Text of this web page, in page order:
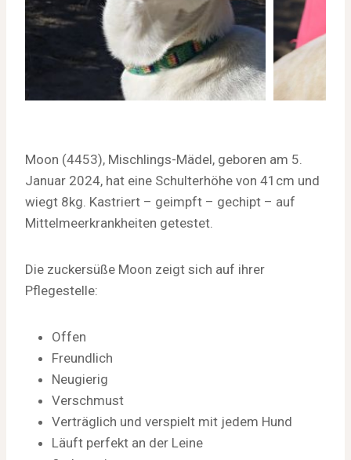
Moon (4453), Mischlings-Mädel, geboren am 5.
Januar 2024, hat eine Schulterhöhe von 41cm und
wiegt 8kg. Kastriert – geimpft – gechipt – auf
Mittelmeerkrankheiten getestet.
Die zuckersüße Moon zeigt sich auf ihrer
Pflegestelle:
Offen
Freundlich
Neugierig
Verschmust
Verträglich und verspielt mit jedem Hund
Läuft perfekt an der Leine